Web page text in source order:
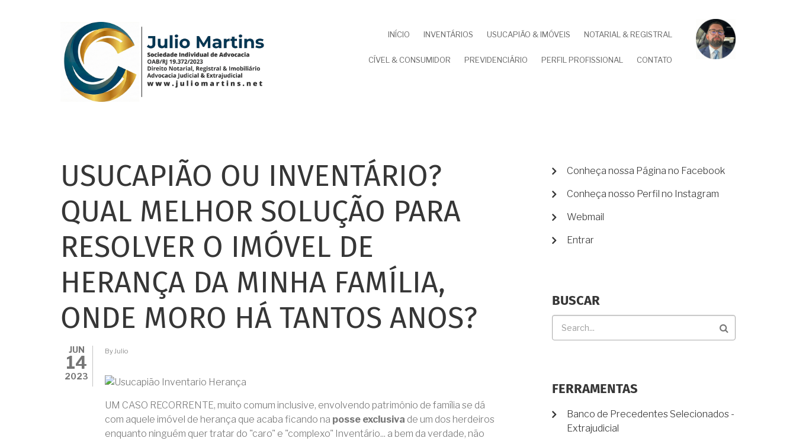
INÍCIO INVENTÁRIOS USUCAPIÃO & IMÓVEIS NOTARIAL & REGISTRAL
CÍVEL & CONSUMIDOR PREVIDENCIÁRIO PERFIL PROFISSIONAL CONTATO
USUCAPIÃO OU INVENTÁRIO?
QUAL MELHOR SOLUÇÃO PARA
RESOLVER O IMÓVEL DE
HERANÇA DA MINHA FAMÍLIA,
ONDE MORO HÁ TANTOS ANOS?
JUN
14
2023
ByJulio
UM CASO RECORRENTE, muito comum inclusive, envolvendo patrimônio de família se dá
com aquele imóvel de herança que acaba ficando na posse exclusiva de um dos herdeiros
enquanto ninguém quer tratar do "caro" e "complexo" Inventário... a bem da verdade, não
MENU
CONTA
DE
Conheça nossa Página no Facebook
Conheça nosso Perfil no Instagram
Webmail
Entrar
BUSCAR
FERRAMENTAS
Banco de Precedentes Selecionados -
Extrajudicial